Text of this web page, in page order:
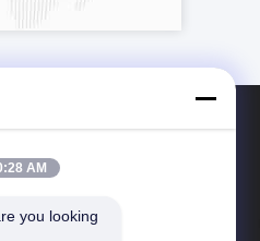
Industrial
AM
you looking